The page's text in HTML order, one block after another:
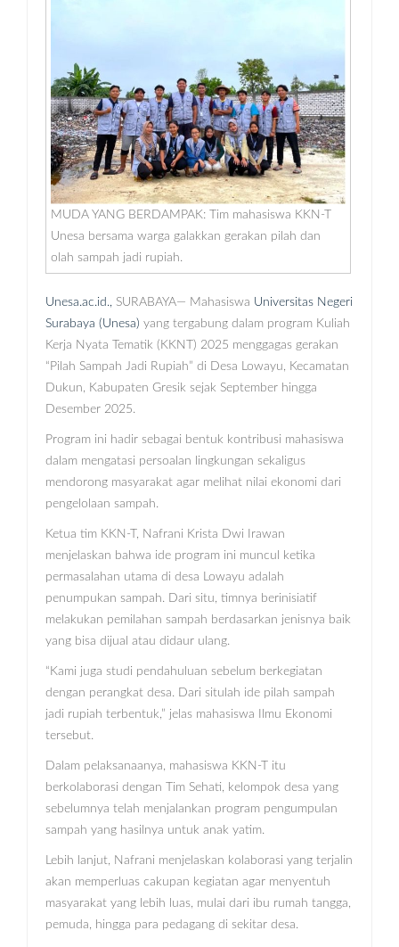
MUDA YANG BERDAMPAK: Tim mahasiswa KKN-T
Unesa bersama warga galakkan gerakan pilah dan
olah sampah jadi rupiah.
Unesa.ac.id., SURABAYA— Mahasiswa Universitas Negeri
Surabaya (Unesa) yang tergabung dalam program Kuliah
Kerja Nyata Tematik (KKNT) 2025 menggagas gerakan
“Pilah Sampah Jadi Rupiah” di Desa Lowayu, Kecamatan
Dukun, Kabupaten Gresik sejak September hingga
Desember 2025.
Program ini hadir sebagai bentuk kontribusi mahasiswa
dalam mengatasi persoalan lingkungan sekaligus
mendorong masyarakat agar melihat nilai ekonomi dari
pengelolaan sampah.
Ketua tim KKN-T, Nafrani Krista Dwi Irawan
menjelaskan bahwa ide program ini muncul ketika
permasalahan utama di desa Lowayu adalah
penumpukan sampah. Dari situ, timnya berinisiatif
melakukan pemilahan sampah berdasarkan jenisnya baik
yang bisa dijual atau didaur ulang.
“Kami juga studi pendahuluan sebelum berkegiatan
dengan perangkat desa. Dari situlah ide pilah sampah
jadi rupiah terbentuk,” jelas mahasiswa Ilmu Ekonomi
tersebut.
Dalam pelaksanaanya, mahasiswa KKN-T itu
berkolaborasi dengan Tim Sehati, kelompok desa yang
sebelumnya telah menjalankan program pengumpulan
sampah yang hasilnya untuk anak yatim.
Lebih lanjut, Nafrani menjelaskan kolaborasi yang terjalin
akan memperluas cakupan kegiatan agar menyentuh
masyarakat yang lebih luas, mulai dari ibu rumah tangga,
pemuda, hingga para pedagang di sekitar desa.